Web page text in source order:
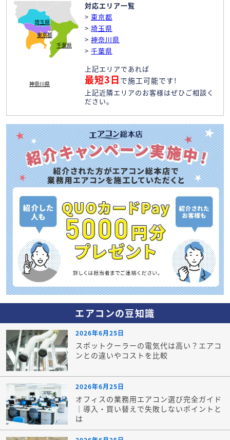
東京都
埼玉県
神奈川県
千葉県
対応エリア一覧
> 東京都
> 埼玉県
> 神奈川県
> 千葉県
上記エリアであれば
最短3日 で施工可能です!
上記近隣エリアのお客様はぜひご相談く
ださい。
エアコンの豆知識
2026年6月25日
スポットクーラーの電気代は高い？エアコ
ンとの違いやコストを比較
2026年6月25日
オフィスの業務用エアコン選び完全ガイド
｜導入・買い替えで失敗しないポイントと
は